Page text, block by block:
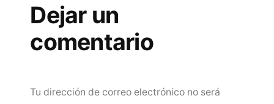
Dejar un
comentario
Tu dirección de correo electrónico no será